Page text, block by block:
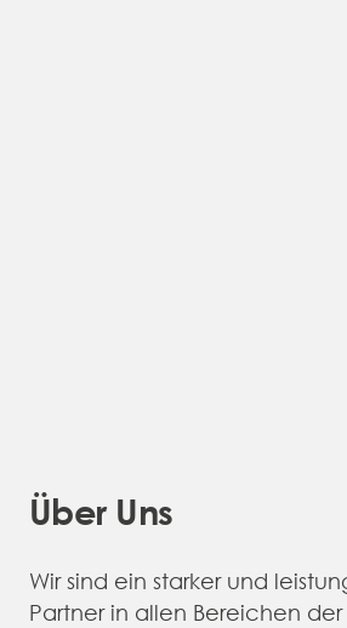
Über Uns
Wir sind ein starker und
Partner in allen Bereichen der